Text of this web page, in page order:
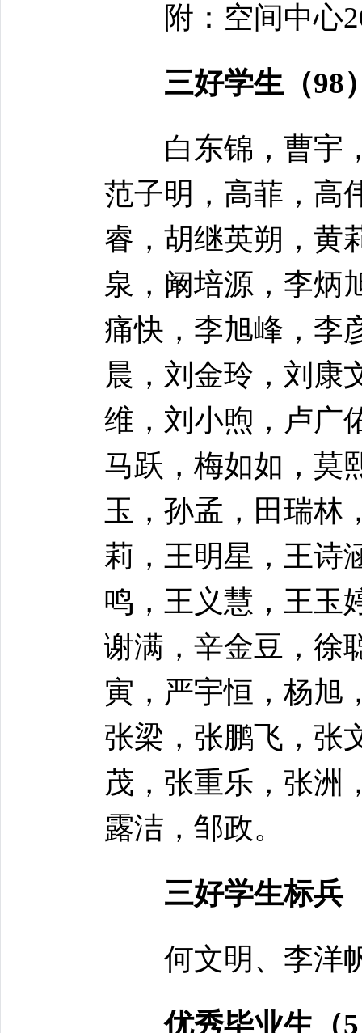
附：空间中心
三好学生（98
白东锦，曹宇，
范子明，高菲，高
睿，胡继英朔，黄
泉，阚培源，李炳
痛快，李旭峰，李
晨，刘金玲，刘康
维，刘小煦，卢广
马跃，梅如如，莫
玉，孙孟，田瑞林
莉，王明星，王诗
鸣，王义慧，王玉
谢满，辛金豆，徐
寅，严宇恒，杨旭
张梁，张鹏飞，张
茂，张重乐，张洲
露洁，邹政。
三好学生标兵
何文明、李洋
优秀毕业生（